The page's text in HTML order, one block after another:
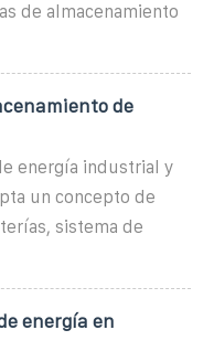
de almacenamiento
de
energía industrial y
un concepto de
sistema de
energía en